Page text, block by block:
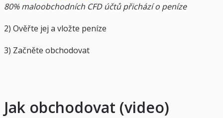
80% maloobchodních CFD účtů přichází o peníze
2) Ověřte jej a vložte peníze
3) Začněte obchodovat
Jak obchodovat (video)